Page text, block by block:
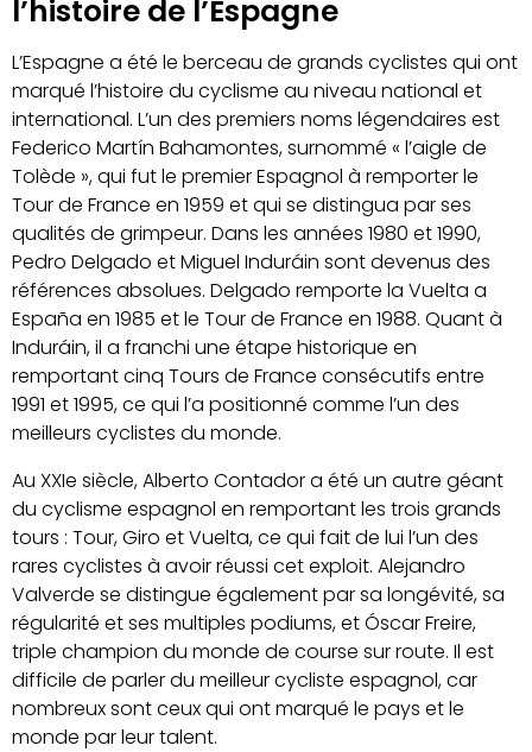
l’histoire de l’Espagne
L’Espagne a été le berceau de grands cyclistes qui ont
marqué l’histoire du cyclisme au niveau national et
international. L’un des premiers noms légendaires est
Federico Martín Bahamontes, surnommé « l’aigle de
Tolède », qui fut le premier Espagnol à remporter le
Tour de France en 1959 et qui se distingua par ses
qualités de grimpeur. Dans les années 1980 et 1990,
Pedro Delgado et Miguel Induráin sont devenus des
références absolues. Delgado remporte la Vuelta a
España en 1985 et le Tour de France en 1988. Quant à
Induráin, il a franchi une étape historique en
remportant cinq Tours de France consécutifs entre
1991 et 1995, ce qui l’a positionné comme l’un des
meilleurs cyclistes du monde.
Au XXIe siècle, Alberto Contador a été un autre géant
du cyclisme espagnol en remportant les trois grands
tours : Tour, Giro et Vuelta, ce qui fait de lui l’un des
rares cyclistes à avoir réussi cet exploit. Alejandro
Valverde se distingue également par sa longévité, sa
régularité et ses multiples podiums, et Óscar Freire,
triple champion du monde de course sur route. Il est
difficile de parler du meilleur cycliste espagnol, car
nombreux sont ceux qui ont marqué le pays et le
monde par leur talent.